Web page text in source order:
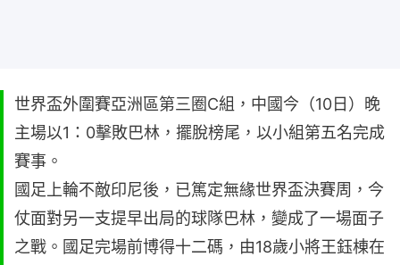
世界盃外圍賽亞洲區第三圈C組，中國今（10日）晚
主場以1：0擊敗巴林，擺脫榜尾，以小組第五名完成
賽事。
國足上輪不敵印尼後，已篤定無緣世界盃決賽周，今
仗面對另一支提早出局的球隊巴林，變成了一場面子
之戰。國足完場前博得十二碼，由18歲小將王鈺棟在